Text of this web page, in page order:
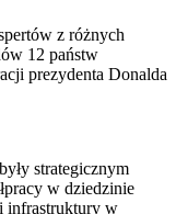
z różnych
12 państw
prezydenta Donalda
strategicznym
w dziedzinie
infrastruktury w